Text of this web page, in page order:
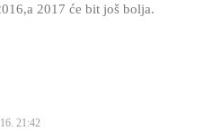
2017 će bit još bolja.
21:42